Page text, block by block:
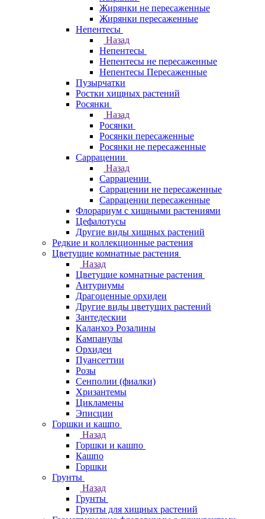
Жирянки не пересаженные
Жирянки пересаженные
Непентесы
Назад
Непентесы
Непентесы не пересаженные
Непентесы Пересаженные
Пузырчатки
Ростки хищных растений
Росянки
Назад
Росянки
Росянки пересаженные
Росянки не пересаженные
Саррацении
Назад
Саррацении
Саррацении не пересаженные
Саррацении пересаженные
Флорариум с хищными растениями
Цефалотусы
Другие виды хищных растений
Редкие и коллекционные растения
Цветущие комнатные растения
Назад
Цветущие комнатные растения
Антуриумы
Драгоценные орхидеи
Другие виды цветущих растений
Зантедескии
Каланхоэ Розалины
Кампанулы
Орхидеи
Пуансеттии
Розы
Сенполии (фиалки)
Хризантемы
Цикламены
Эписции
Горшки и кашпо
Назад
Горшки и кашпо
Кашпо
Горшки
Грунты
Назад
Грунты
Грунты для хищных растений